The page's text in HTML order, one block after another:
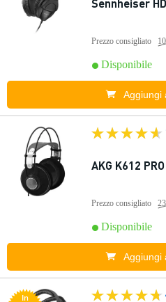
Sennheiser
Prezzo consigliato
Disponibile
Aggiungi
AKG K612
Prezzo consigliato
Disponibile
Aggiungi
In